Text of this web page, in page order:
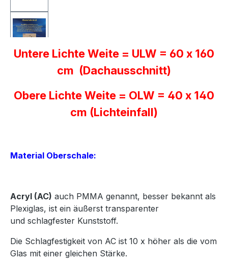
Untere Lichte Weite = ULW = 60 x 160
cm (Dachausschnitt)
Obere Lichte Weite = OLW = 40 x 140
cm (Lichteinfall)
Material Oberschale:
Acryl (AC) auch PMMA genannt, besser bekannt als
Plexiglas, ist ein äußerst transparenter
und schlagfester Kunststoff.
Die Schlagfestigkeit von AC ist 10 x höher als die vom
Glas mit einer gleichen Stärke.